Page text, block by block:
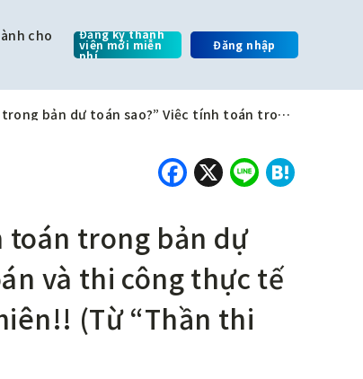
cho
Đăng ký thành
viên mới miễn
phí
Đăng nhập
“Phải thi công theo phương pháp đã tính toán trong bản dự toán sao?” Việc tính toán trong bản dự toán và thi công thực tế tại công trường khác nhau là điều hiển nhiên!! (Từ “Thần thi công”)
Facebook
X Line
toán trong bản dự
và thi công thực tế
(Từ “Thần thi